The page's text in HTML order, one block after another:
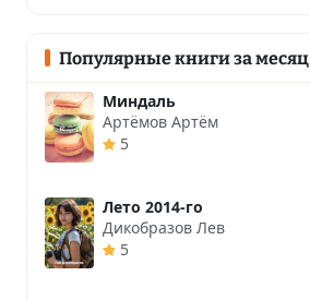
Популярные книги за месяц
Миндаль
Артёмов Артём
5
Лето 2014-го
Дикобразов Лев
5